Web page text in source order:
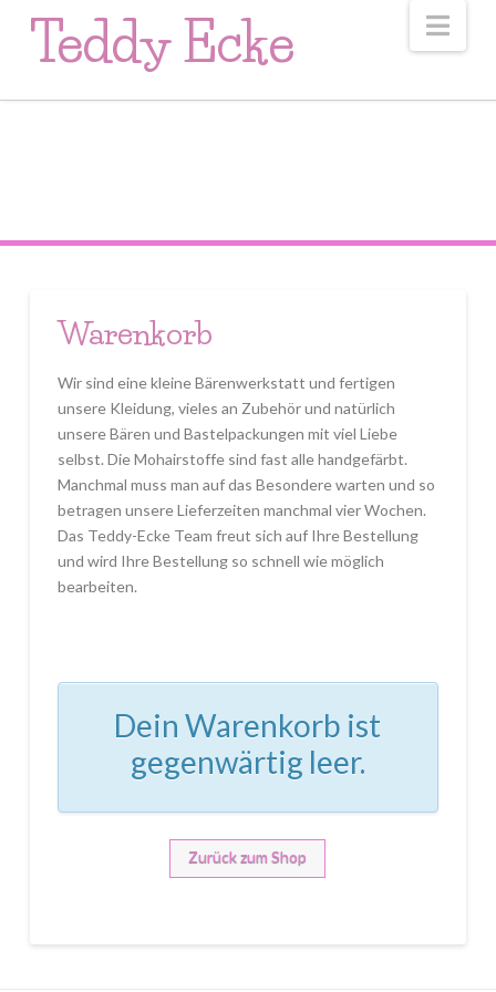
Teddy Ecke
Warenkorb
Wir sind eine kleine Bärenwerkstatt und fertigen
unsere Kleidung, vieles an Zubehör und natürlich
unsere Bären und Bastelpackungen mit viel Liebe
selbst. Die Mohairstoffe sind fast alle handgefärbt.
Manchmal muss man auf das Besondere warten und so
betragen unsere Lieferzeiten manchmal vier Wochen.
Das Teddy-Ecke Team freut sich auf Ihre Bestellung
und wird Ihre Bestellung so schnell wie möglich
bearbeiten.
Dein Warenkorb ist
gegenwärtig leer.
Zurück zum Shop